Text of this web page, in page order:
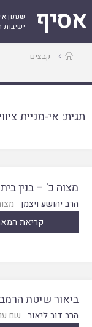
אסיף
שנתון
עמודקבצים
תגית:אי-מניית
מצוה כ' – בנין
הרב יהושע ויצמן
קריאת
ביאור שיטת
הרב דוב ליאור שם